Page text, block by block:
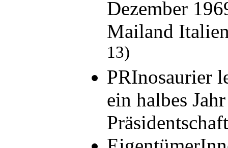
Dezember
Mailand
13)
PRInosaurier
ein halbes